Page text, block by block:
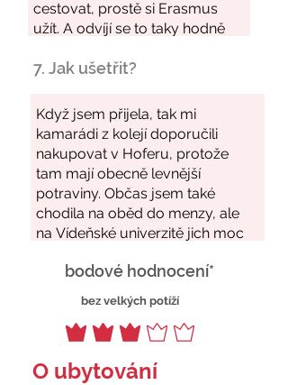
7. Jak ušetřit?
bodové hodnocení*
bez velkých potíží
O ubytování